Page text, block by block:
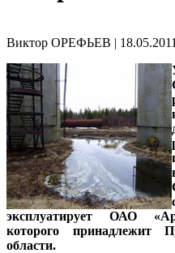
Виктор ОРЕФЬЕВ |
эксплуатирует ОАО
которого принадлежит
области.